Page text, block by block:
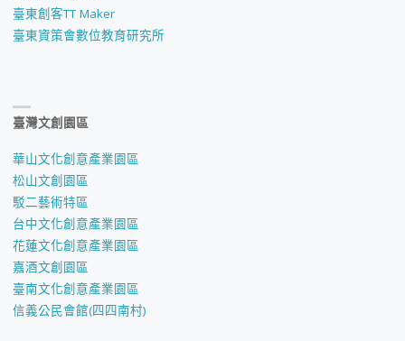
臺東創客TT Maker
臺東資策會數位教育研究所
臺灣文創園區
華山文化創意產業園區
松山文創園區
駁二藝術特區
台中文化創意產業園區
花蓮文化創意產業園區
嘉酒文創園區
臺南文化創意產業園區
信義公民會館(四四南村)